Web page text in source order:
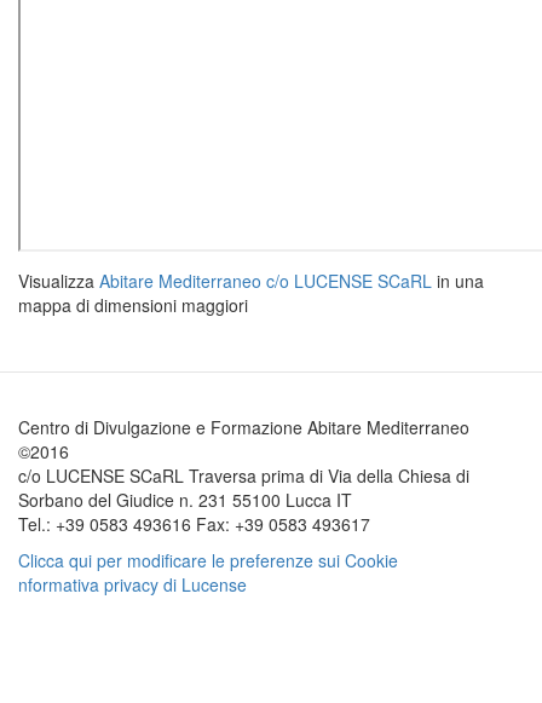
Visualizza Abitare Mediterraneo c/o LUCENSE SCaRL in una
mappa di dimensioni maggiori
Centro di Divulgazione e Formazione Abitare Mediterraneo
©2016
c/o LUCENSE SCaRL Traversa prima di Via della Chiesa di
Sorbano del Giudice n. 231 55100 Lucca IT
Tel.: +39 0583 493616 Fax: +39 0583 493617
Clicca qui per modificare le preferenze sui Cookie
nformativa privacy di Lucense